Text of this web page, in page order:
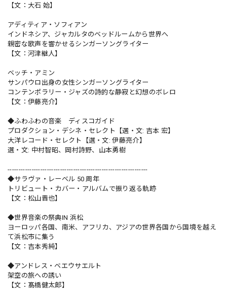
【文：大石 始】
アディティア・ソフィアン
インドネシア、ジャカルタのベッドルームから世界へ
親密な歌声を響かせるシンガーソングライター
【文：河津継人】
ベッチ・アミン
サンパウロ出身の女性シンガーソングライター
コンテンポラリー・ジャズの詩的な静寂と幻想のボレロ
【文：伊藤亮介】
◆ふわふわの音楽 ディスコガイド
プロダクション・デシネ・セレクト【選・文: 吉本 宏】
大洋レコード・セレクト【選・文: 伊藤亮介】
選・文: 中村智昭、岡村詩野、山本勇樹
----------------------------------------------------------------
◆サラヴァ・レーベル 50 周年
トリビュート・カバー・アルバムで振り返る軌跡
【文：松山晋也】
◆世界音楽の祭典IN 浜松
ヨーロッパ各国、南米、アフリカ、アジアの世界各国から国境を越え
て浜松市に集う
【文：吉本秀純】
◆アンドレス・ベエウサエルト
架空の旅への誘い
【文：髙橋健太郎】